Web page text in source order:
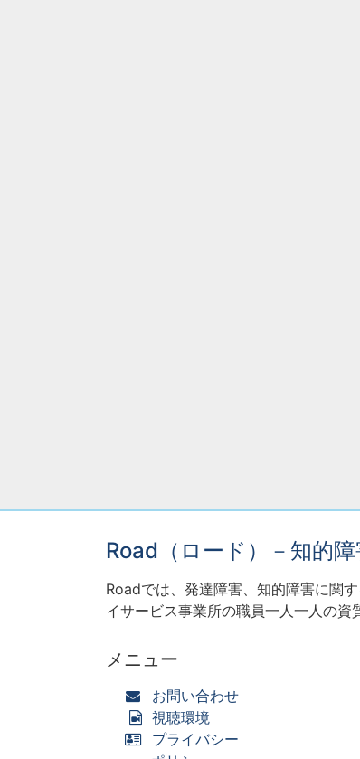
Road（ロード）－知的
Roadでは、発達障害、知的障害に関
イサービス事業所の職員一人一人の資
メニュー
お問い合わせ
視聴環境
プライバシー